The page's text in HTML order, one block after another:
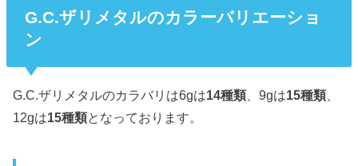
G.C.ザリメタルのカラーバリエーショ
ン
G.C.ザリメタルのカラバリは6gは14種類 、9gは15種類
12gは15種類となっております。